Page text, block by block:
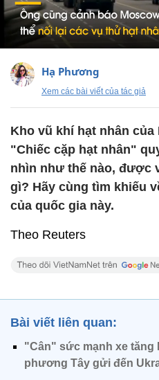
Hạ Phương
Xem các bài viết của tác giả
Kho vũ khí hạt nhân của
"Chiếc cặp hạt nhân"
nhìn như thế nào, được
gì? Hãy cùng tìm khiếu
của quốc gia này.
Theo Reuters
Bài viết liên quan:
"Cân" sức mạnh xe tăng
phương Tây gửi đến